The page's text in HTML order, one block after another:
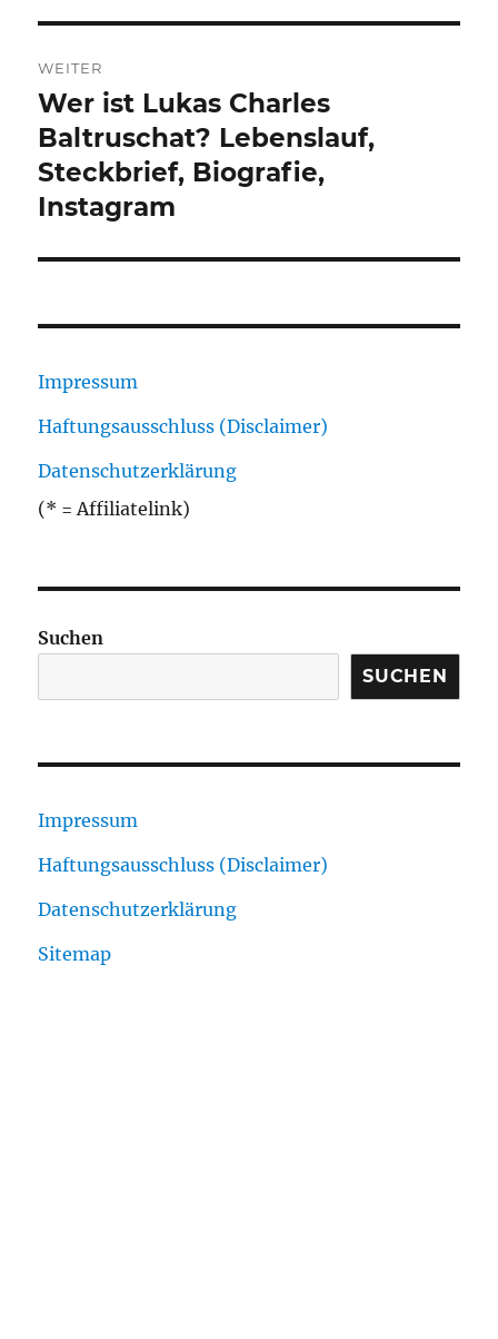
WEITER
Nächster
Beitrag:
Wer ist Lukas Charles
Baltruschat? Lebenslauf,
Steckbrief, Biografie,
Instagram
Impressum
Haftungsausschluss (Disclaimer)
Datenschutzerklärung
(* = Affiliatelink)
Suchen
SUCHEN
Impressum
Haftungsausschluss (Disclaimer)
Datenschutzerklärung
Sitemap